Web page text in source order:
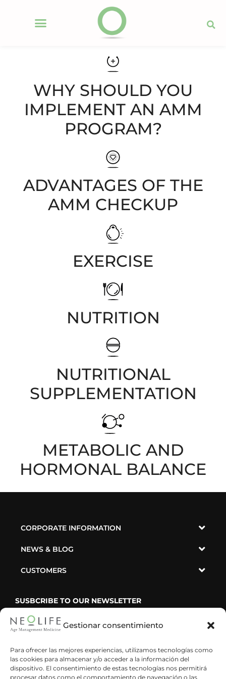
Gestionar consentimiento
Para ofrecer las mejores experiencias, utilizamos tecnologías como
las cookies para almacenar y/o acceder a la información del
dispositivo. El consentimiento de estas tecnologías nos permitirá
procesar datos como el comportamiento de navegación o las
WHY SHOULD YOU
IMPLEMENT AN AMM
PROGRAM?
ADVANTAGES OF THE
AMM CHECKUP
EXERCISE
NUTRITION
NUTRITIONAL
SUPPLEMENTATION
METABOLIC AND
HORMONAL BALANCE
CORPORATE INFORMATION
NEWS & BLOG
CUSTOMERS
SUSBCRIBE TO OUR NEWSLETTER
He leído y acepto la política de privacidad